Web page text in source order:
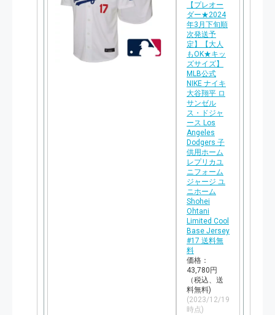
【プレオー
ダー★2024
年3月下旬順
次発送予
定】【大人
もOK★キッ
ズサイズ】
MLB公式
NIKE ナイキ
大谷翔平 ロ
サンゼル
ス・ドジャ
ース Los
Angeles
Dodgers 子
供用ホーム
レプリカユ
ニフォーム
ジャージ ユ
ニホーム
Shohei
Ohtani
Limited Cool
Base Jersey
#17 送料無
料
価格：
43,780円
（税込、送
料無料)
(2023/12/19
時点)